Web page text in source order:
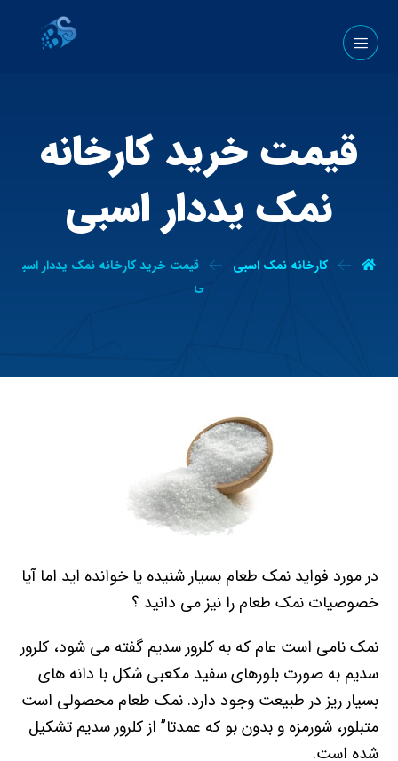
قیمت خرید کارخانه
نمک یددار اسبی
کارخانه نمک اسبی
قیمت خرید کارخانه نمک یددار اسب
ی
در مورد فواید نمک طعام بسیار شنیده یا خوانده اید اما آیا
خصوصیات نمک طعام را نیز می دانید ؟
نمک نامی است عام که به کلرور سدیم گفته می شود، کلرور
سدیم به صورت بلورهای سفید مکعبی شکل با دانه های
بسیار ریز در طبیعت وجود دارد. نمک طعام محصولی است
متبلور، شورمزه و بدون بو که عمدتا” از کلرور سدیم تشکیل
شده است.